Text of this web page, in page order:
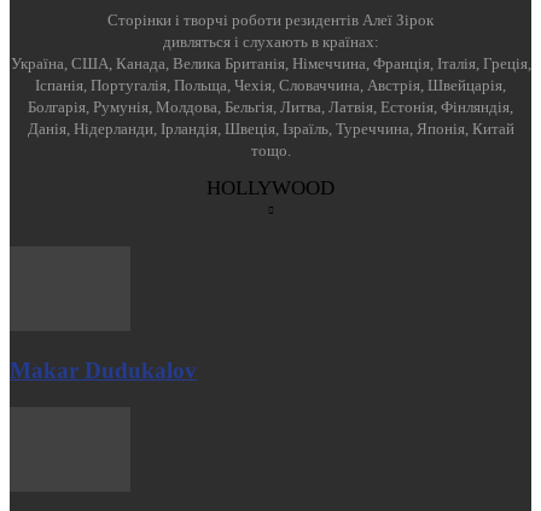
Cторінки і творчі роботи резидентів Алеї Зірок
дивляться і слухають в країнах:
Україна, США, Канада, Велика Британія, Німеччина, Франція, Італія, Греція,
Іспанія, Португалія, Польща, Чехія, Словаччина, Австрія, Швейцарія,
Болгарія, Румунія, Молдова, Бельгія, Литва, Латвія, Естонія, Фінляндія,
Данія, Нідерланди, Ірландія, Швеція, Ізраїль, Туреччина, Японія, Китай
тощо.
HOLLYWOOD
Makar Dudukalov